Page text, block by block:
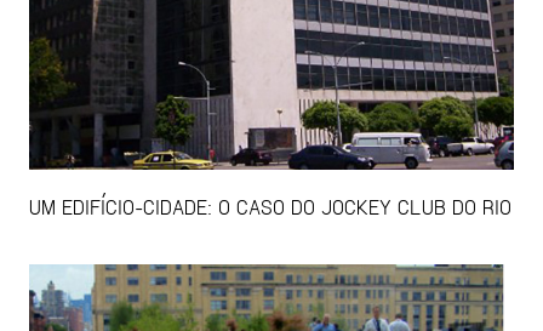
UM EDIFÍCIO-CIDADE: O CASO DO JOCKEY CLUB DO RIO